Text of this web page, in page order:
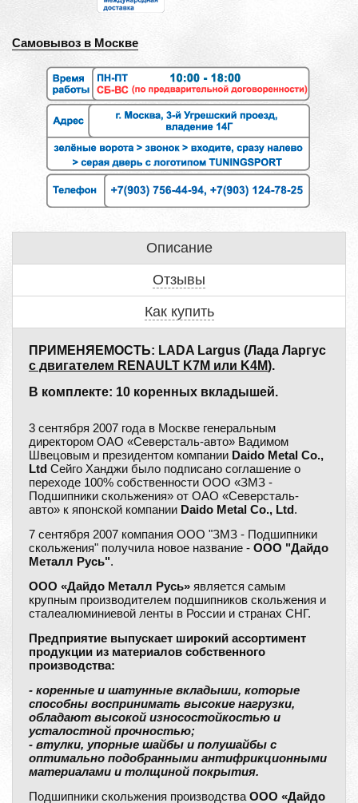
Самовывоз в Москве
Описание
Отзывы
Как купить
ПРИМЕНЯЕМОСТЬ: LADA Largus (Лада Ларгус
с двигателем RENAULT K7M или K4M).
В комплекте: 10 коренных вкладышей.
3 сентября 2007 года в Москве генеральным
директором ОАО «Северсталь-авто» Вадимом
Швецовым и президентом компании Daido Metal Co.,
Ltd Сейго Ханджи было подписано соглашение о
переходе 100% собственности ООО «ЗМЗ -
Подшипники скольжения» от ОАО «Северсталь-
авто» к японской компании Daido Metal Co., Ltd .
7 сентября 2007 компания ООО "ЗМЗ - Подшипники
скольжения" получила новое название - ООО "Дайдо
Металл Русь".
ООО «Дайдо Металл Русь» является самым
крупным производителем подшипников скольжения и
сталеалюминиевой ленты в России и странах СНГ.
Предприятие выпускает широкий ассортимент
продукции из материалов собственного
производства:
- коренные и шатунные вкладыши, которые
способны воспринимать высокие нагрузки,
обладают высокой износостойкостью и
усталостной прочностью;
- втулки, упорные шайбы и полушайбы с
оптимально подобранными антифрикционными
материалами и толщиной покрытия.
Подшипники скольжения производства ООО «Дайдо